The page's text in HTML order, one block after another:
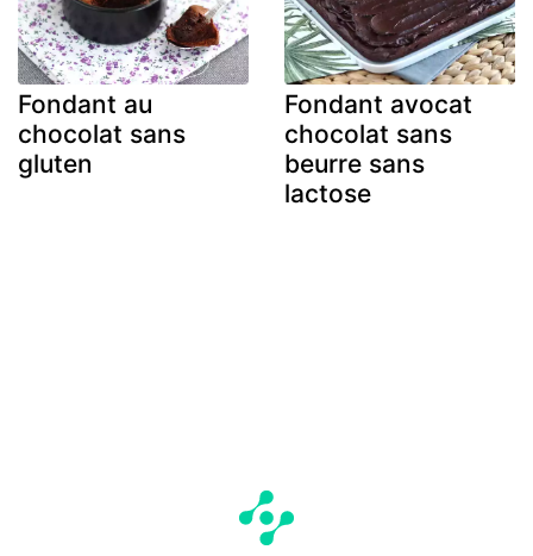
Fondant au
chocolat sans
gluten
Fondant avocat
chocolat sans
beurre sans
lactose